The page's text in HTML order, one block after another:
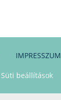
IMPRESSZUM
Süti beállítások